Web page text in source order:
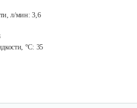
л/мин: 3,6
°C: 35